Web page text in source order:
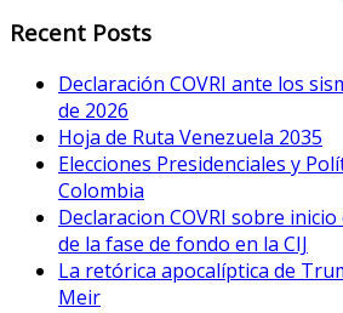
Recent Posts
Declaración COVRI ante los
de 2026
Hoja de Ruta Venezuela 2035
Elecciones Presidenciales y
Colombia
Declaracion COVRI sobre
de la fase de fondo en la CIJ
La retórica apocalíptica de
Meir